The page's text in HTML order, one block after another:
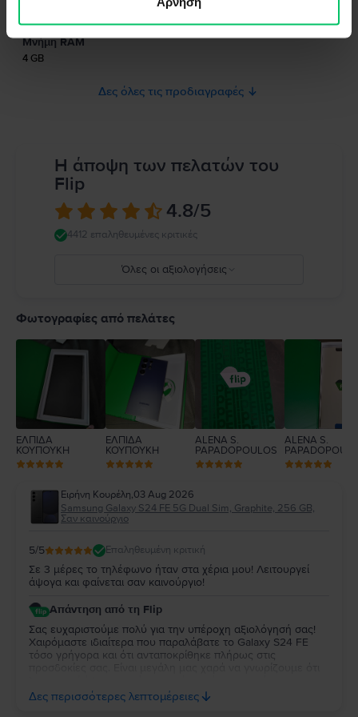
Παρακαλώ διαβάστε το εγχειρίδιο.
Μνήμη RAM
4 GB
Δες όλες τις προδιαγραφές
Η άποψη των πελατών του
Flip
4.8/5
4412 επαληθευμένες κριτικές
Όλες οι αξιολογήσεις
4
Φωτογραφίες από πελάτες
ΕΛΠΙΔΑ
ΚΟΥΠΟΥΚΗ
ΕΛΠΙΔΑ
ΚΟΥΠΟΥΚΗ
ALENA S.
PAPADOPOULOS
ALENA S.
Ειρήνη Κουρέλη,03 Aug 2026
Samsung Galaxy S24 FE 5G Dual Sim, Graphite, 256 GB,
Σαν καινούργιο
5/5 Επαληθευμένη κριτική
Σε 3 μέρες το τηλέφωνο ήταν στα χέρια μου! Λειτουργεί
άψογα και φαίνεται σαν καινούργιο!
Απάντηση από τη Flip
Σας ευχαριστούμε πολύ για την υπέροχη αξιολόγησή σας!
Χαιρόμαστε ιδιαίτερα που παραλάβατε το Galaxy S24 FE
τόσο γρήγορα και ότι ανταποκρίθηκε πλήρως στις
απόλυτα ικανοποιημένη. Σας ευχαριστούμε για την
εμπιστοσύνη σας και σας ευχόμαστε να χαρείτε τη νέα σας
Δες περισσότερες λεπτομέρειες